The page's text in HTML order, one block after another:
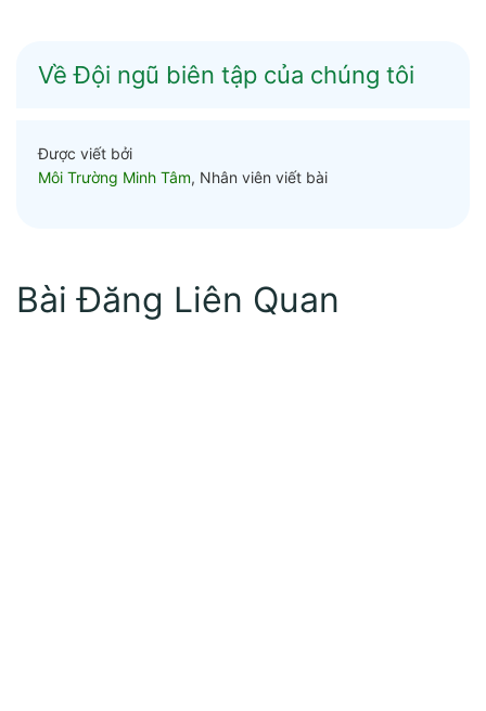
Về Đội ngũ biên tập của chúng tôi
Được viết bởi
Môi Trường Minh Tâm, Nhân viên viết bài
Bài Đăng Liên Quan